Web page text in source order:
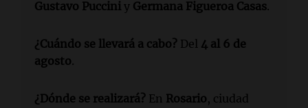
Gustavo Puccini y Germana Figueroa Casas.
¿Cuándo se llevará a cabo? Del 4 al 6 de
agosto.
¿Dónde se realizará? En Rosario, ciudad